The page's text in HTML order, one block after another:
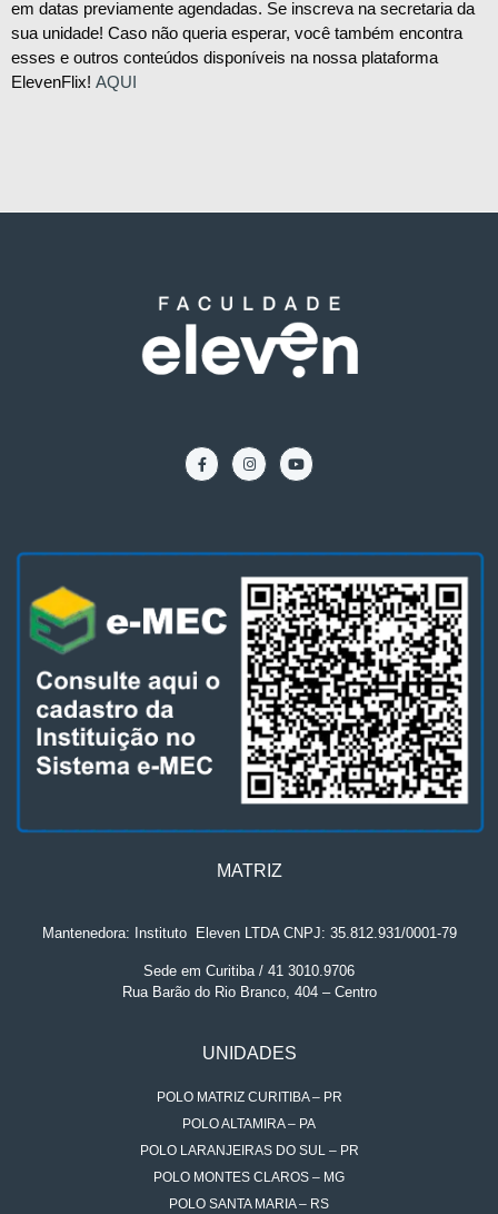
em datas previamente agendadas. Se inscreva na secretaria da
sua unidade! Caso não queria esperar, você também encontra
esses e outros conteúdos disponíveis na nossa plataforma
ElevenFlix! AQUI
MATRIZ
Mantenedora: Instituto. Eleven LTDA CNPJ: 35.812.931/0001-79
Sede em Curitiba / 41 3010.9706
Rua Barão do Rio Branco, 404 – Centro
UNIDADES
POLO MATRIZ CURITIBA – PR
POLO ALTAMIRA – PA
POLO LARANJEIRAS DO SUL – PR
POLO MONTES CLAROS – MG
POLO SANTA MARIA – RS